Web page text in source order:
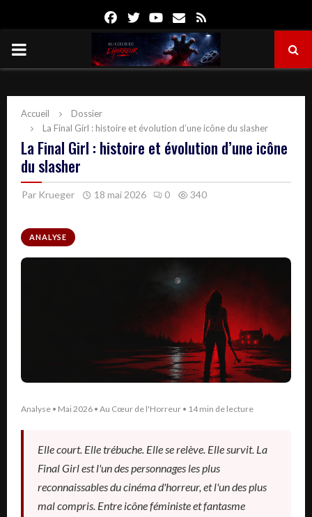
FacebookTwitterYoutube
Email
PRIMARY
Accueil
Dossier
La Final Girl : histoire et évolution d’une icône du slasher
La Final Girl : histoire et évolution d’une icône
du slasher
Par Krueger 18 mai 2026 0 340
ANALYSE
Analyse • Mai 2026 • Au Cœur de l'Horreur • 14 min de lecture
Elle court. Elle trébuche. Elle se relève. Elle survit. La
Final Girl est l'un des personnages les plus
reconnaissables du cinéma d'horreur, et l'un des plus
mal compris. Entre icône féministe et fantasme